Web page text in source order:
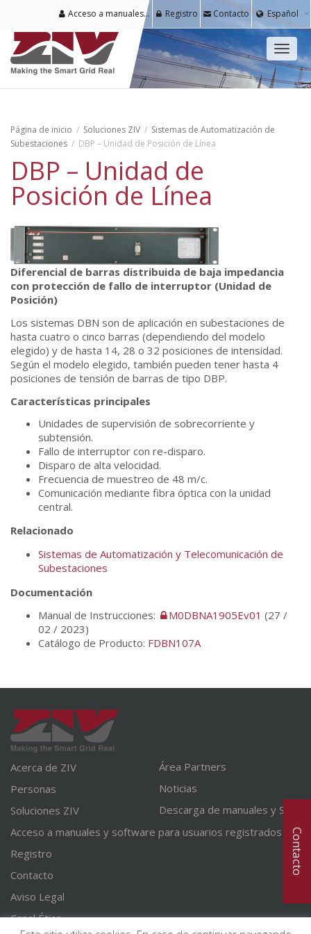
Acceso a manuales y software para usuarios registrados Registro Contacto Español
Página de inicio Soluciones ZIV
Sistemas de Automatización de
Subestaciones
DBP – Unidad de Posición de Línea
DBP – Unidad de
Posición de Línea
Diferencial de barras distribuida de baja impedancia
con protección de fallo de interruptor (Unidad de
Posición)
Los sistemas DBN son de aplicación en subestaciones de
hasta cuatro o cinco barras (dependiendo del modelo
elegido) y de hasta 14, 28 o 32 posiciones de intensidad.
Según el modelo elegido, también pueden tener hasta 4
posiciones de tensión de barras de tipo DBP.
Características principales
Unidades de supervisión de sobrecorriente y
subtensión.
Fallo de interruptor con re-disparo.
Disparo de alta velocidad.
Frecuencia de muestreo de 48 m/c.
Comunicación mediante fibra óptica con la unidad
central.
Relacionado
Sistemas de Automatización y Telecomunicación de
Subestaciones
Documentación
Manual de Instrucciones:
M0DBNA1905Ev01 (27 /
02 / 2023)
Catálogo de Producto: FDBN107A
Acerca de ZIV
Personas
Soluciones ZIV
Área Partners
Noticias
Descarga de manuales y SW
Acceso a manuales y software para usuarios registrados
Registro
Contacto
Aviso Legal
Canal Ético
Contacto